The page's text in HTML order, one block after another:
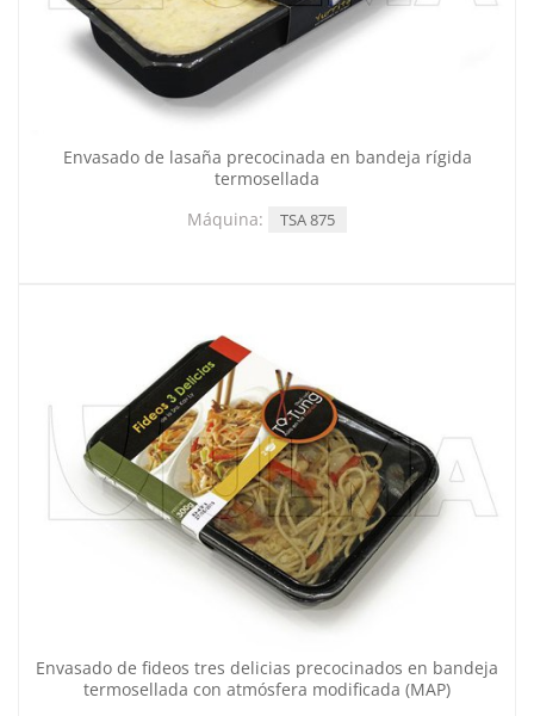
Envasado de lasaña precocinada en bandeja rígida
termosellada
Máquina:
TSA 875
Envasado de fideos tres delicias precocinados en bandeja
termosellada con atmósfera modificada (MAP)